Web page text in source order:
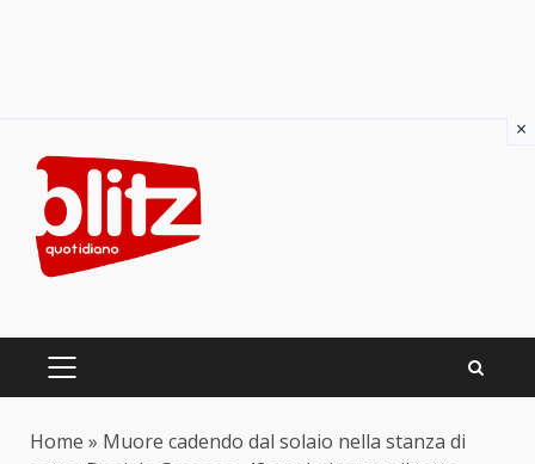
content
PRIMARY
Home » Muore cadendo dal solaio nella stanza di
×